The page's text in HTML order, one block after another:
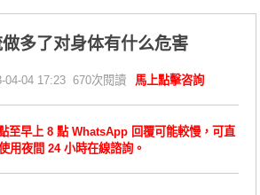
多了对身体有什么危害
04-04 17:23 670次閱讀 馬上點擊咨詢
至早上 8 點 WhatsApp 回覆可能較慢，可直
用夜間 24 小時在線諮詢。